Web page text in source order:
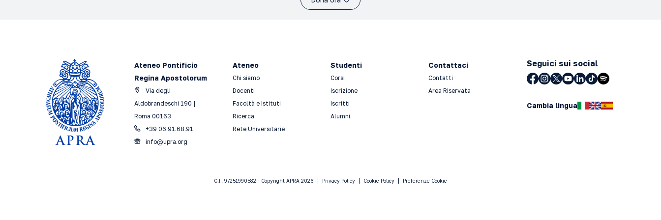
Ateneo Pontificio
Regina Apostolorum
Via degli
Aldobrandeschi 190 |
Roma 00163
+39 06 91.68.91
info@upra.org
Ateneo
Chi siamo
Docenti
Facoltà e Istituti
Ricerca
Rete Universitarie
Studenti
Corsi
Iscrizione
Iscritti
Alumni
Contattaci
Contatti
Area Riservata
Seguici sui social
Cambia lingua
C.F. 97251990582 - Copyright APRA 2026 Privacy Policy Cookie Policy Preferenze Cookie